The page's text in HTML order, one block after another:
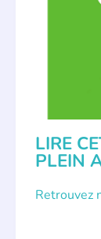
LITTÉRATURE
LIRE
PLEIN
Retrouvez